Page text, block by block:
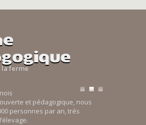
la ferme
et pédagogique, nous
personnes par an, trés